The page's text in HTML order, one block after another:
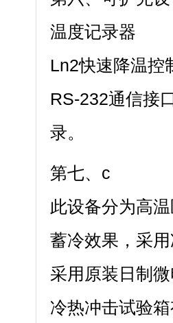
温度记录器
Ln2快速降温控
RS-232通信接
录。
第七、c
此设备分为高温
蓄冷效果，
采用原装日制微
冷热冲击试验箱